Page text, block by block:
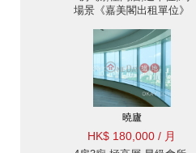
場景《嘉美閣出租單位》
曉廬
HK$ 180,000 / 月